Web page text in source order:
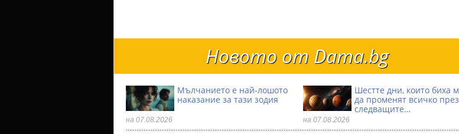
Новото от Dama.bg
Мълчанието е най-лошото
наказание за тази зодия
на 07.08.2026
Шестте дни, които биха
да променят всичко през
следващите…
на 07.08.2026